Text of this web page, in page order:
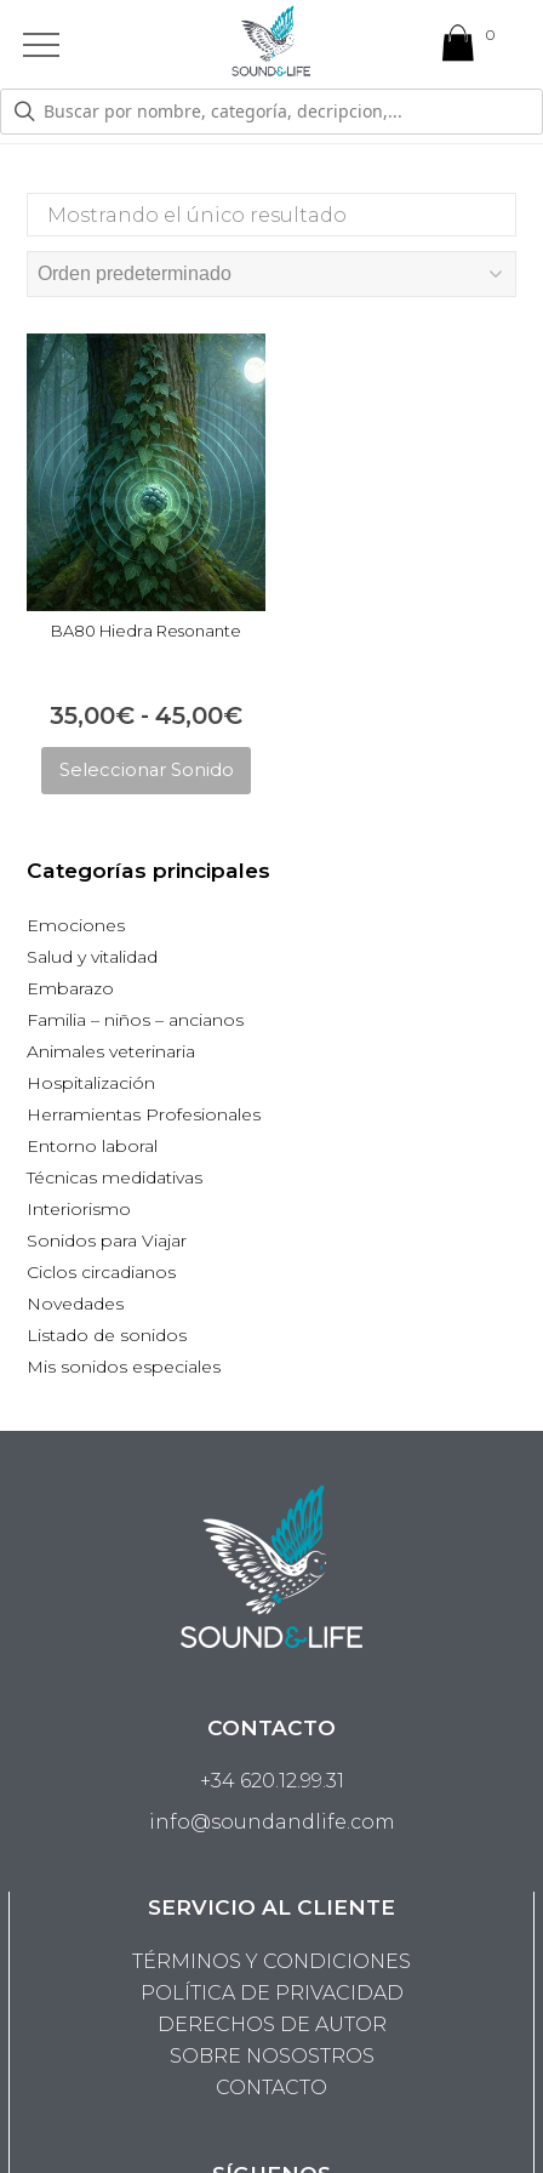
Open
Menu
RECUPERAR LA CALMA.
Mostrando el único resultado
BA80 Hiedra Resonante
35,00€ - 45,00€Rango
de
precios:
35,00€
Seleccionar Sonido
Este
variantes.
página
Categorías principales
Emociones
Salud y vitalidad
Embarazo
Familia – niños – ancianos
Animales veterinaria
Hospitalización
Herramientas Profesionales
Entorno laboral
Técnicas medidativas
Interiorismo
Sonidos para Viajar
Ciclos circadianos
Novedades
Listado de sonidos
Mis sonidos especiales
CONTACTO
+34 620.12.99.31
info@soundandlife.com
SERVICIO AL CLIENTE
TÉRMINOS Y CONDICIONES
POLÍTICA DE PRIVACIDAD
DERECHOS DE AUTOR
SOBRE NOSOSTROS
CONTACTO
0